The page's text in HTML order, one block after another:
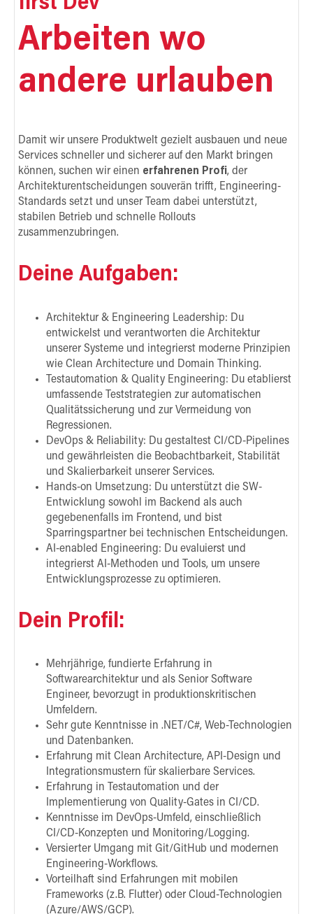
Arbeiten wo
andere urlauben
Damit wir unsere Produktwelt gezielt ausbauen und neue
Services schneller und sicherer auf den Markt bringen
können, suchen wir einen erfahrenen Profi, der
Architekturentscheidungen souverän trifft, Engineering-
Standards setzt und unser Team dabei unterstützt,
stabilen Betrieb und schnelle Rollouts
zusammenzubringen.
Deine Aufgaben:
Architektur & Engineering Leadership: Du
entwickelst und verantworten die Architektur
unserer Systeme und integrierst moderne Prinzipien
wie Clean Architecture und Domain Thinking.
Testautomation & Quality Engineering: Du etablierst
umfassende Teststrategien zur automatischen
Qualitätssicherung und zur Vermeidung von
Regressionen.
DevOps & Reliability: Du gestaltest CI/CD-Pipelines
und gewährleisten die Beobachtbarkeit, Stabilität
und Skalierbarkeit unserer Services.
Hands-on Umsetzung: Du unterstützt die SW-
Entwicklung sowohl im Backend als auch
gegebenenfalls im Frontend, und bist
Sparringspartner bei technischen Entscheidungen.
AI-enabled Engineering: Du evaluierst und
integrierst AI-Methoden und Tools, um unsere
Entwicklungsprozesse zu optimieren.
Dein Profil:
Mehrjährige, fundierte Erfahrung in
Softwarearchitektur und als Senior Software
Engineer, bevorzugt in produktionskritischen
Umfeldern.
Sehr gute Kenntnisse in .NET/C#, Web-Technologien
und Datenbanken.
Erfahrung mit Clean Architecture, API-Design und
Integrationsmustern für skalierbare Services.
Erfahrung in Testautomation und der
Implementierung von Quality-Gates in CI/CD.
Kenntnisse im DevOps-Umfeld, einschließlich
CI/CD-Konzepten und Monitoring/Logging.
Versierter Umgang mit Git/GitHub und modernen
Engineering-Workflows.
Vorteilhaft sind Erfahrungen mit mobilen
Frameworks (z.B. Flutter) oder Cloud-Technologien
(Azure/AWS/GCP).